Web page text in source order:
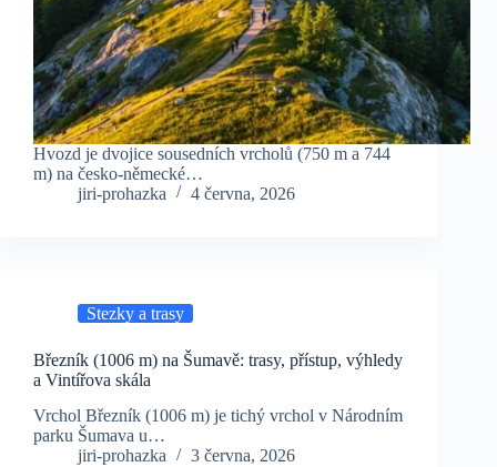
Hvozd je dvojice sousedních vrcholů (750 m a 744
m) na česko‑německé…
jiri-prohazka
4 června, 2026
Stezky a trasy
Březník (1006 m) na Šumavě: trasy, přístup, výhledy
a Vintířova skála
Vrchol Březník (1006 m) je tichý vrchol v Národním
parku Šumava u…
jiri-prohazka
3 června, 2026